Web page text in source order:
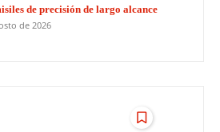
de precisión de largo alcance
de 2026